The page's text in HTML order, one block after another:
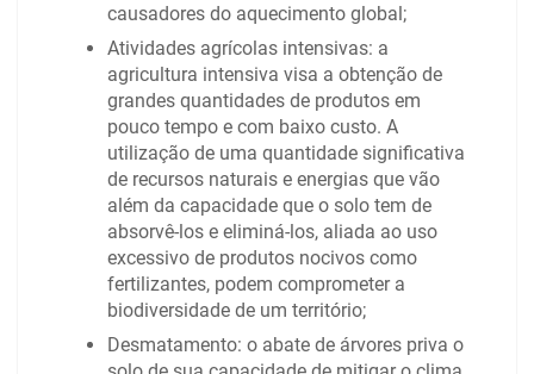
causadores do aquecimento global;
Atividades agrícolas intensivas: a
agricultura intensiva visa a obtenção de
grandes quantidades de produtos em
pouco tempo e com baixo custo. A
utilização de uma quantidade significativa
de recursos naturais e energias que vão
além da capacidade que o solo tem de
absorvê-los e eliminá-los, aliada ao uso
excessivo de produtos nocivos como
fertilizantes, podem comprometer a
biodiversidade de um território;
Desmatamento: o abate de árvores priva o